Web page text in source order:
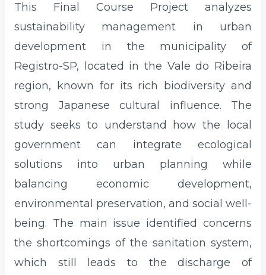
This Final Course Project analyzes
sustainability management in urban
development in the municipality of
Registro-SP, located in the Vale do Ribeira
region, known for its rich biodiversity and
strong Japanese cultural influence. The
study seeks to understand how the local
government can integrate ecological
solutions into urban planning while
balancing economic development,
environmental preservation, and social well-
being. The main issue identified concerns
the shortcomings of the sanitation system,
which still leads to the discharge of